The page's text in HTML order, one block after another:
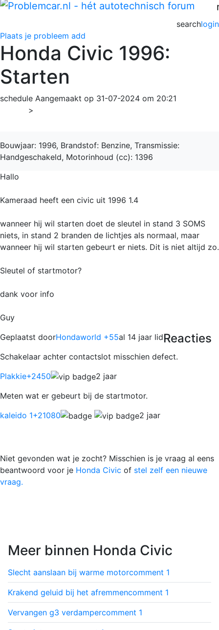
login
search
Plaats je probleem add
Honda Civic 1996:
Starten
schedule Aangemaakt op 31-07-2024 om 20:21
>
Bouwjaar: 1996, Brandstof: Benzine, Transmissie:
Handgeschakeld, Motorinhoud (cc): 1396
Hallo
Kameraad heeft een civic uit 1996 1.4
wanneer hij wil starten doet de sleutel in stand 3 SOMS
niets, in stand 2 branden de lichtjes als normaal, maar
wanneer hij wil starten gebeurt er niets. Dit is niet altijd zo.
Sleutel of startmotor?
dank voor info
Guy
Geplaatst doorHondaworld +55al 14 jaar lidReacties
Schakelaar achter contactslot misschien defect.
Plakkie+2450
2 jaar
Meten wat er gebeurt bij de startmotor.
kaleido 1+21080 2 jaar
Niet gevonden wat je zocht? Misschien is je vraag al eens
beantwoord voor je Honda Civic of stel zelf een nieuwe
vraag.
Meer binnen Honda Civic
Slecht aanslaan bij warme motorcomment 1
Krakend geluid bij het afremmencomment 1
Vervangen g3 verdampercomment 1